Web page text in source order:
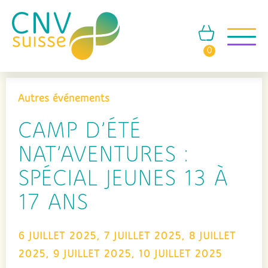
0
Autres événements
CAMP D’ÉTÉ
NAT’AVENTURES :
SPÉCIAL JEUNES 13 À
17 ANS
6 JUILLET 2025, 7 JUILLET 2025, 8 JUILLET
2025, 9 JUILLET 2025, 10 JUILLET 2025